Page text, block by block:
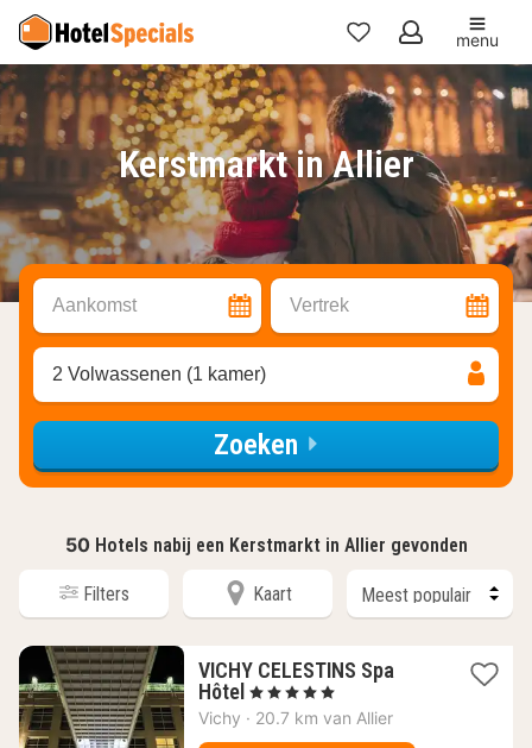
Mijn
favorieten
menu
Kerstmarkt in Allier
Aankomst Vertrek
2 Volwassenen (1 kamer)
Zoeken
50 Hotels nabij een Kerstmarkt in Allier gevonden
Filters Kaart
VICHY CELESTINS Spa
Hôtel 1
nacht
, 5 Sterren
Vichy · 20.7 km van Allier